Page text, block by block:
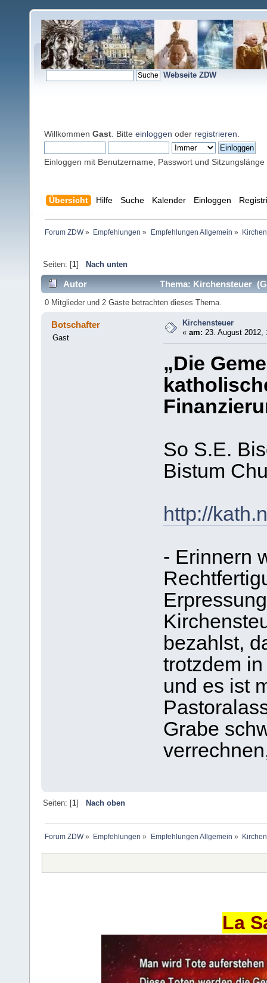
Webseite ZDW
Willkommen Gast . Bitte einloggen oder registrieren
Einloggen mit Benutzername, Passwort und Sitzungslänge
Übersicht Hilfe Suche Kalender Einloggen
Forum ZDW» Empfehlungen » Empfehlungen Allgemein »
Seiten: [1] Nach unten
Autor Thema: Kirchensteuer
0 Mitglieder und 2 Gäste betrachten dieses Thema.
Botschafter
Gast
Kirchensteuer
«am: 23. August 2012,
„Die
So S.E.
Bistum
http://
- Erinnern
bezahlst,
trotzdem
und es ist
Grabe
Seiten: [1] Nach oben
Forum ZDW» Empfehlungen » Empfehlungen Allgemein »
La